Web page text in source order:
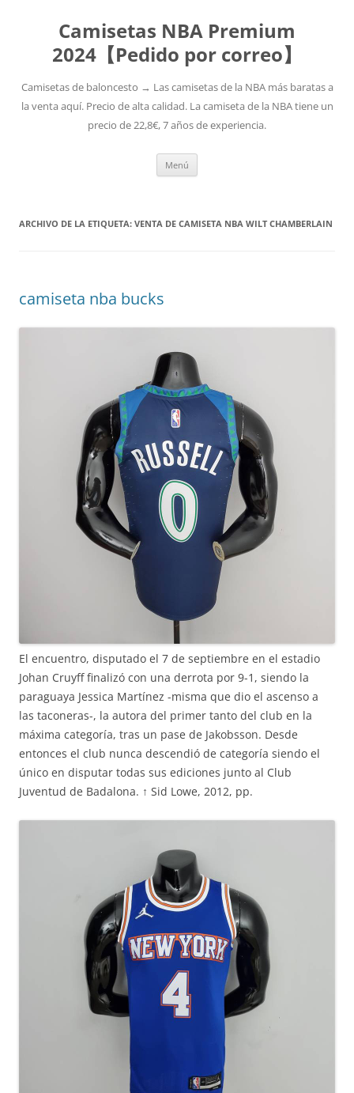
Camisetas NBA Premium
2024【Pedido por correo】
Camisetas de baloncesto → Las camisetas de la NBA más baratas a
la venta aquí. Precio de alta calidad. La camiseta de la NBA tiene un
precio de 22,8€, 7 años de experiencia.
Menú
ARCHIVO DE LA ETIQUETA: VENTA DE CAMISETA NBA WILT CHAMBERLAIN
camiseta nba bucks
El encuentro, disputado el 7 de septiembre en el estadio
Johan Cruyff finalizó con una derrota por 9-1, siendo la
paraguaya Jessica Martínez -misma que dio el ascenso a
las taconeras-, la autora del primer tanto del club en la
máxima categoría, tras un pase de Jakobsson. Desde
entonces el club nunca descendió de categoría siendo el
único en disputar todas sus ediciones junto al Club
Juventud de Badalona. ↑ Sid Lowe, 2012, pp.